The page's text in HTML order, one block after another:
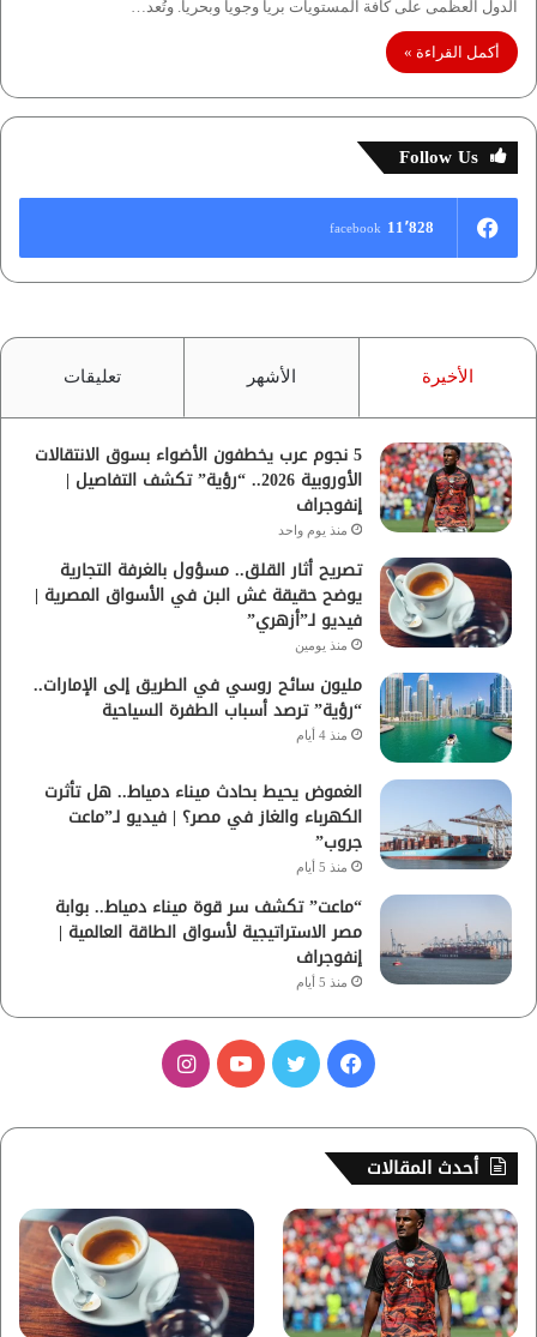
الدول العظمى على كافة المستويات بريا وجويا وبحريا. وتُعد…
أكمل القراءة »
Follow Us
11٬828 facebook
الأخيرة الأشهر تعليقات
5 نجوم عرب يخطفون الأضواء بسوق الانتقالات
الأوروبية 2026.. “رؤية” تكشف التفاصيل |
إنفوجراف
منذ يوم واحد
تصريح أثار القلق.. مسؤول بالغرفة التجارية
يوضح حقيقة غش البن في الأسواق المصرية |
فيديو لـ”أزهري”
منذ يومين
مليون سائح روسي في الطريق إلى الإمارات..
“رؤية” ترصد أسباب الطفرة السياحية
منذ 4 أيام
الغموض يحيط بحادث ميناء دمياط.. هل تأثرت
الكهرباء والغاز في مصر؟ | فيديو لـ”ماعت
جروب”
منذ 5 أيام
“ماعت” تكشف سر قوة ميناء دمياط.. بوابة
مصر الاستراتيجية لأسواق الطاقة العالمية |
إنفوجراف
منذ 5 أيام
س
ب
و
ك
ر
ي
و
ب
ت
ق
ر
أحدث المقالات